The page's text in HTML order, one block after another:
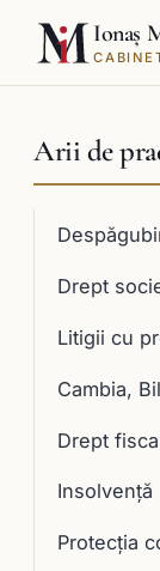
Ionaș
Arii de
Drept
Litigii cu
Cambia,
Drept
Insolvență
Protecția